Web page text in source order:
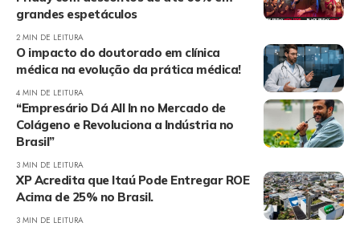
grandes espetáculos
2 MIN DE LEITURA
O impacto do doutorado em clínica
médica na evolução da prática médica!
4 MIN DE LEITURA
“Empresário Dá All In no Mercado de
Colágeno e Revoluciona a Indústria no
Brasil”
3 MIN DE LEITURA
XP Acredita que Itaú Pode Entregar ROE
Acima de 25% no Brasil.
3 MIN DE LEITURA